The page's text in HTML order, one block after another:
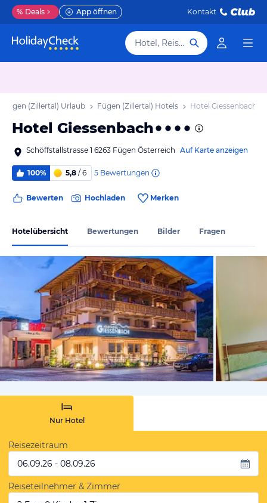
% Deals App öffnen Kontakt
Hotel, Reiseziel
Fügen (Zillertal) Urlaub Fügen (Zillertal) Hotels Hotel Giessenbach
Hotel Giessenbach
Schöffstallstrasse 1 6263 Fügen Österreich Auf Karte anzeigen
100% 5,8 / 6 5 Bewertungen
Bewerten Hochladen Merken
Hotelübersicht Bewertungen Bilder Fragen
von
Nur Hotel
Reisezeitraum
06.09.26 - 08.09.26
Reiseteilnehmer & Zimmer